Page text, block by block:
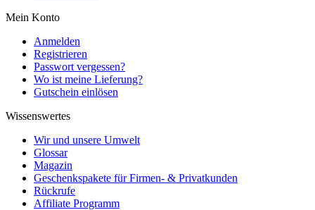
Mein Konto
Anmelden
Registrieren
Passwort vergessen?
Wo ist meine Lieferung?
Gutschein einlösen
Wissenswertes
Wir und unsere Umwelt
Glossar
Magazin
Geschenkspakete für Firmen- & Privatkunden
Rückrufe
Affiliate Programm